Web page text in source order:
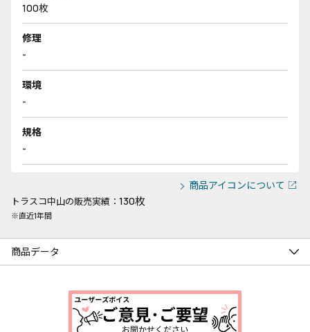
100枚
修理
-
環境
-
規格
-
商品アイコンについて
トラスコ中山の販売実績： 130枚
※直近1年間
商品データ